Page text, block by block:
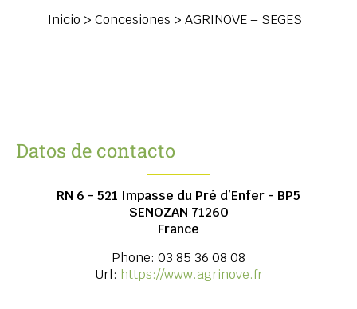
Inicio > Concesiones > AGRINOVE – SEGES
Datos de contacto
RN 6 - 521 Impasse du Pré d’Enfer - BP5
SENOZAN 71260
France
Phone: 03 85 36 08 08
Url: https://www.agrinove.fr